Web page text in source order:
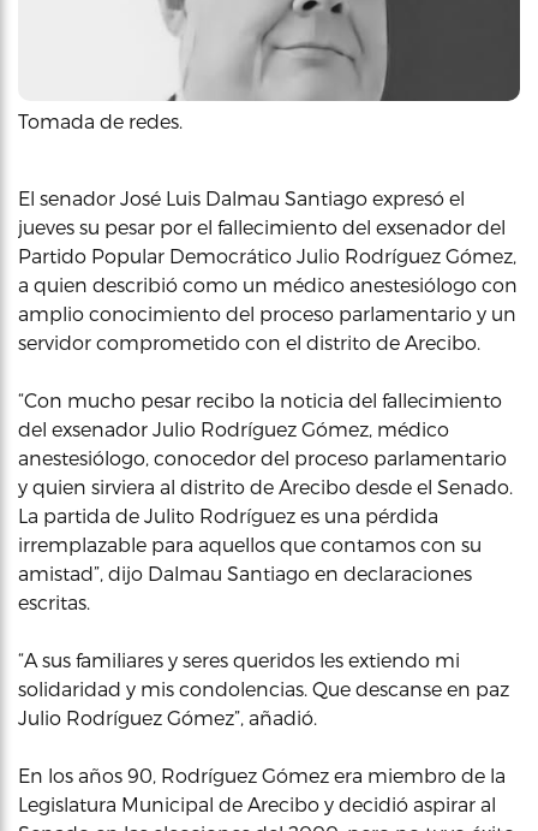
Tomada de redes.
El senador José Luis Dalmau Santiago expresó el
jueves su pesar por el fallecimiento del exsenador del
Partido Popular Democrático Julio Rodríguez Gómez,
a quien describió como un médico anestesiólogo con
amplio conocimiento del proceso parlamentario y un
servidor comprometido con el distrito de Arecibo.
“Con mucho pesar recibo la noticia del fallecimiento
del exsenador Julio Rodríguez Gómez, médico
anestesiólogo, conocedor del proceso parlamentario
y quien sirviera al distrito de Arecibo desde el Senado.
La partida de Julito Rodríguez es una pérdida
irremplazable para aquellos que contamos con su
amistad”, dijo Dalmau Santiago en declaraciones
escritas.
“A sus familiares y seres queridos les extiendo mi
solidaridad y mis condolencias. Que descanse en paz
Julio Rodríguez Gómez”, añadió.
En los años 90, Rodríguez Gómez era miembro de la
Legislatura Municipal de Arecibo y decidió aspirar al